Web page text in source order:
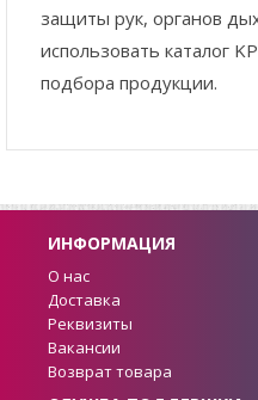
защиты рук, органов
использовать каталог
подбора продукции.
ИНФОРМАЦИЯ
О нас
Доставка
Реквизиты
Вакансии
Возврат товара